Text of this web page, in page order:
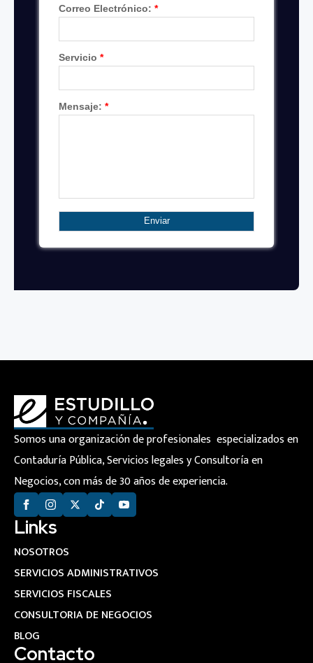
Somos una organización de profesionales especializados en
Contaduría Pública, Servicios legales y Consultoría en
Negocios, con más de 30 años de experiencia.
Links
NOSOTROS
SERVICIOS ADMINISTRATIVOS
SERVICIOS FISCALES
CONSULTORIA DE NEGOCIOS
BLOG
Contacto